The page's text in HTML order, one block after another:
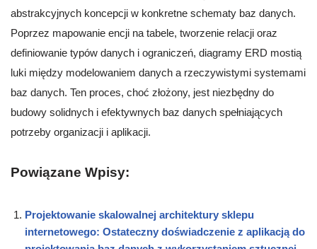
abstrakcyjnych koncepcji w konkretne schematy baz danych.
Poprzez mapowanie encji na tabele, tworzenie relacji oraz
definiowanie typów danych i ograniczeń, diagramy ERD mostią
luki między modelowaniem danych a rzeczywistymi systemami
baz danych. Ten proces, choć złożony, jest niezbędny do
budowy solidnych i efektywnych baz danych spełniających
potrzeby organizacji i aplikacji.
Powiązane Wpisy:
Projektowanie skalowalnej architektury sklepu
internetowego: Ostateczny doświadczenie z aplikacją do